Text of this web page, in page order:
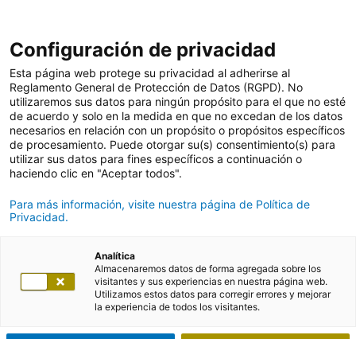
Configuración de privacidad
Esta página web protege su privacidad al adherirse al
Reglamento General de Protección de Datos (RGPD). No
utilizaremos sus datos para ningún propósito para el que no esté
de acuerdo y solo en la medida en que no excedan de los datos
necesarios en relación con un propósito o propósitos específicos
de procesamiento. Puede otorgar su(s) consentimiento(s) para
utilizar sus datos para fines específicos a continuación o
haciendo clic en "Aceptar todos".
Para más información, visite nuestra página de Política de
Privacidad.
Analítica
Almacenaremos datos de forma agregada sobre los
visitantes y sus experiencias en nuestra página web.
Utilizamos estos datos para corregir errores y mejorar
la experiencia de todos los visitantes.